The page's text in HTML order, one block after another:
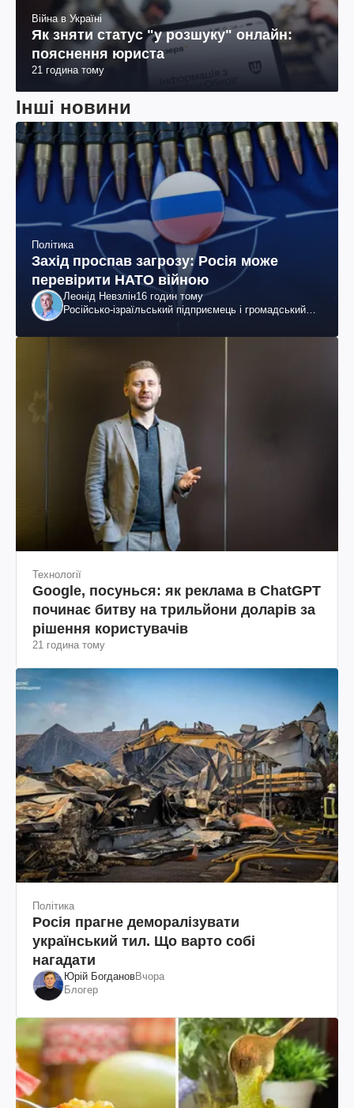
Війна в Україні
Як зняти статус "у розшуку" онлайн:
пояснення юриста
21 година тому
Інші новини
Політика
Захід проспав загрозу: Росія може
перевірити НАТО війною
Леонід Невзлін16 годин тому
Російсько-ізраїльський підприємець і громадський
Технології
Google, посунься: як реклама в ChatGPT
починає битву на трильйони доларів за
рішення користувачів
21 година тому
Політика
Росія прагне деморалізувати
український тил. Що варто собі
нагадати
Юрій БогдановВчора
Блогер